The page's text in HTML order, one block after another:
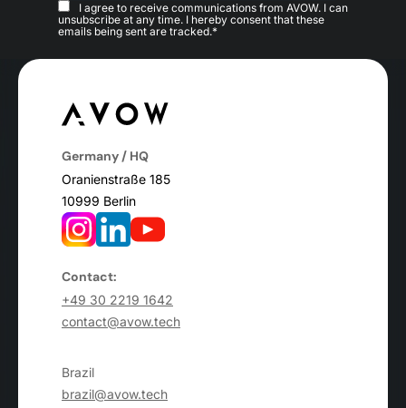
I agree to receive communications from AVOW. I can
unsubscribe at any time. I hereby consent that these
emails being sent are tracked.*
Germany / HQ
Oranienstraße 185
10999 Berlin
Contact:
+49 30 2219 1642
contact@avow.tech
Brazil
brazil@avow.tech